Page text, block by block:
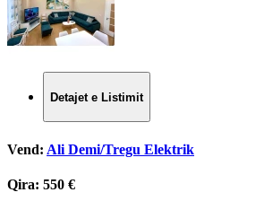
Detajet e Listimit
Vend: Ali Demi/Tregu Elektrik
Qira: 550 €